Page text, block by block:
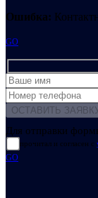
Ошибка:
GO
Для отправки
прочитал и согласен с
GO